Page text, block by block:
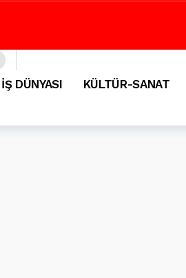
İŞ DÜNYASI KÜLTÜR-SANAT